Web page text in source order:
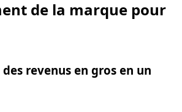
de la marque pour
des revenus en gros en un